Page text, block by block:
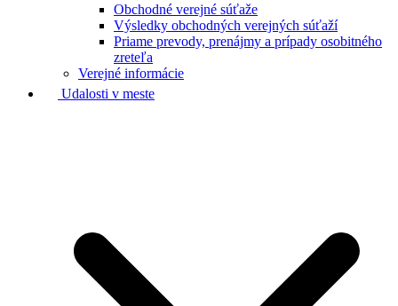
Obchodné verejné súťaže
Výsledky obchodných verejných súťaží
Priame prevody, prenájmy a prípady osobitného
zreteľa
Verejné informácie
Udalosti v meste